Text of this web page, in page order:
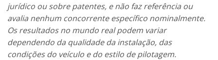
jurídico ou sobre patentes, e não faz referência ou
avalia nenhum concorrente específico nominalmente.
Os resultados no mundo real podem variar
dependendo da qualidade da instalação, das
condições do veículo e do estilo de pilotagem.